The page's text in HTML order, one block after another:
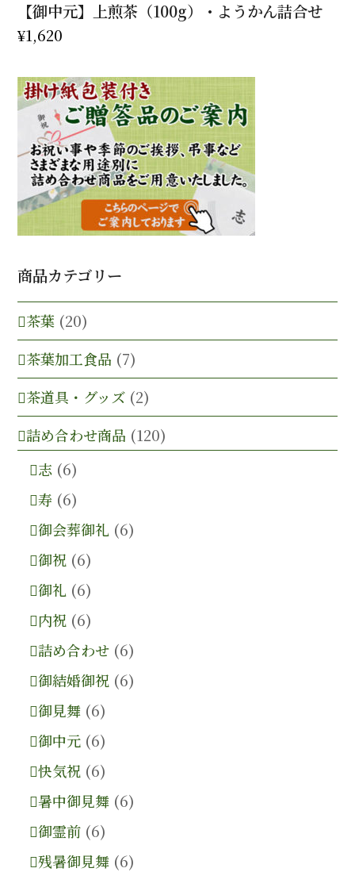
【御中元】上煎茶（100g）・ようかん詰合せ
¥1,620
商品カテゴリー
茶葉 (20)
茶葉加工食品 (7)
茶道具・グッズ (2)
詰め合わせ商品 (120)
志 (6)
寿 (6)
御会葬御礼 (6)
御祝 (6)
御礼 (6)
内祝 (6)
詰め合わせ (6)
御結婚御祝 (6)
御見舞 (6)
御中元 (6)
快気祝 (6)
暑中御見舞 (6)
御霊前 (6)
残暑御見舞 (6)